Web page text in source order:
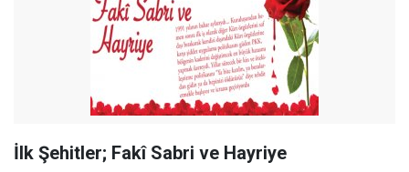
İlk Şehitler; Fakî Sabri ve Hayriye